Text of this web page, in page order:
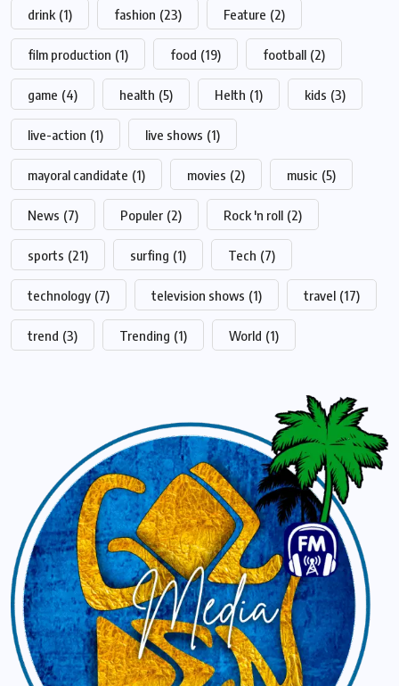
drink (1) fashion (23) Feature (2)
film production (1) food (19) football (2)
game (4) health (5) Helth (1) kids (3)
live-action (1) live shows (1)
mayoral candidate (1) movies (2) music (5)
News (7) Populer (2) Rock 'n roll (2)
sports (21) surfing (1) Tech (7)
technology (7) television shows (1) travel (17)
trend (3) Trending (1) World (1)